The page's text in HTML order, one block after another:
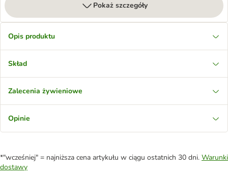
Pokaż szczegóły
Opis produktu
Skład
Zalecenia żywieniowe
Opinie
*"wcześniej" = najniższa cena artykułu w ciągu ostatnich 30 dni. Warunki
dostawy